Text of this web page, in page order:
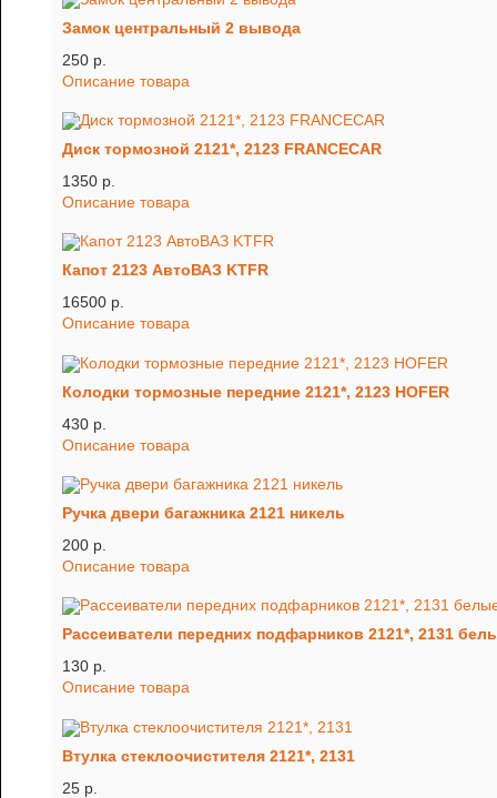
Замок центральный 2 вывода
250 p.
Описание товара
Диск тормозной 2121*, 2123 FRANCECAR
1350 p.
Описание товара
Капот 2123 АвтоВАЗ KTFR
16500 p.
Описание товара
Колодки тормозные передние 2121*, 2123 HOFER
430 p.
Описание товара
Ручка двери багажника 2121 никель
200 p.
Описание товара
Рассеиватели передних подфарников 2121*, 2131
130 p.
Описание товара
Втулка стеклоочистителя 2121*, 2131
25 p.